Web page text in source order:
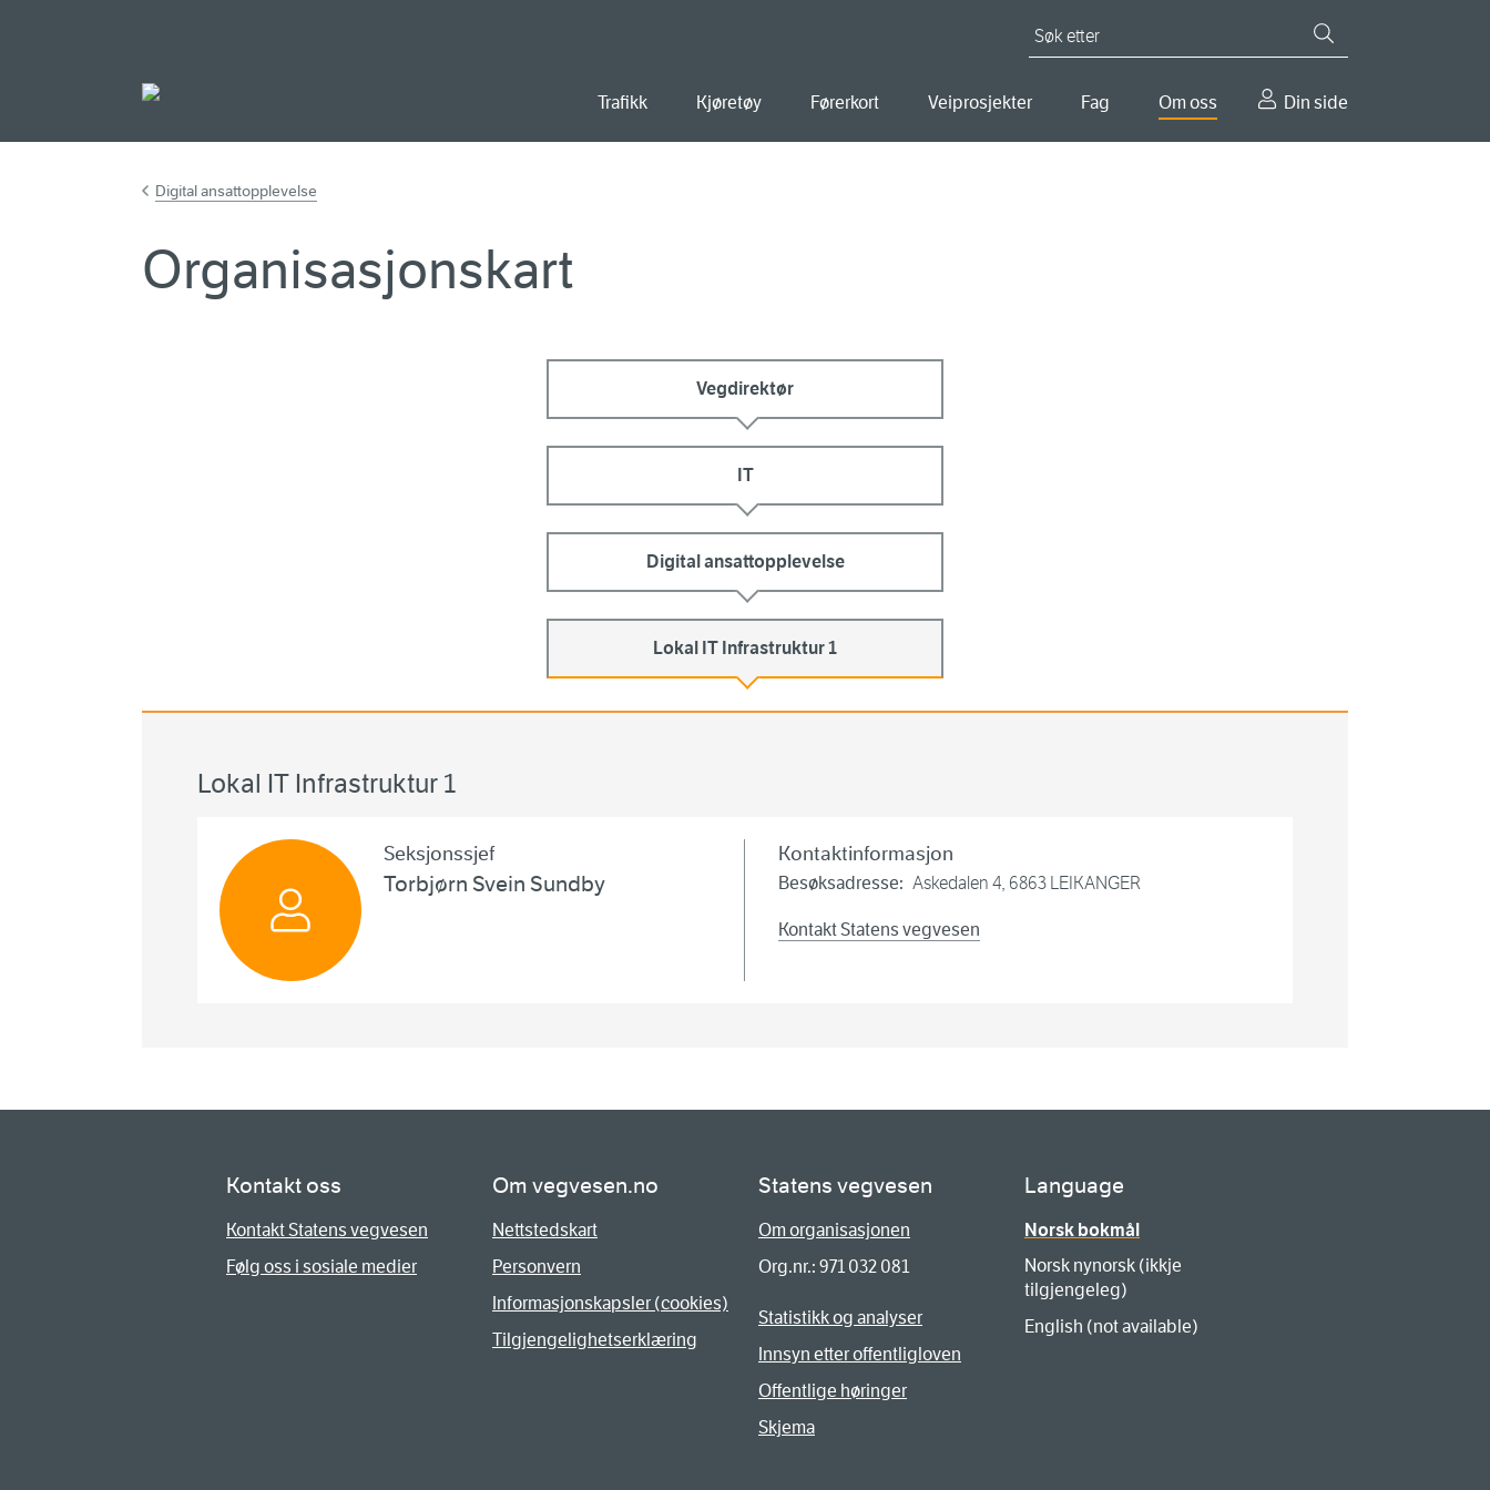
Trafikk Kjøretøy Førerkort Veiprosjekter Fag Om oss Din side
Digital ansattopplevelse
Organisasjonskart
Vegdirektør
IT
Digital ansattopplevelse
Lokal IT Infrastruktur 1
Lokal IT Infrastruktur 1
Seksjonssjef
Torbjørn Svein Sundby
Kontaktinformasjon
Besøksadresse: Askedalen 4, 6863 LEIKANGER
Kontakt Statens vegvesen
Kontakt oss
Kontakt Statens vegvesen
Følg oss i sosiale medier
Om vegvesen.no
Nettstedskart
Personvern
Informasjonskapsler (cookies)
Tilgjengelighetserklæring
Statens vegvesen
Om organisasjonen
Org.nr.: 971 032 081
Statistikk og analyser
Innsyn etter offentligloven
Offentlige høringer
Skjema
Language
Norsk bokmål
Norsk nynorsk (ikkje
tilgjengeleg)
English (not available)